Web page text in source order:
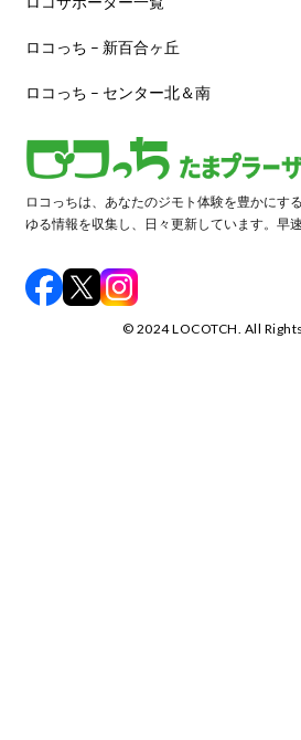
ロコっち – 新百合ヶ丘
ロコっち – センター北＆南
ロコっちは、あなたのジモト体験を豊かにす
ゆる情報を収集し、日々更新しています。早
©️ 2024 LOCOTCH. All